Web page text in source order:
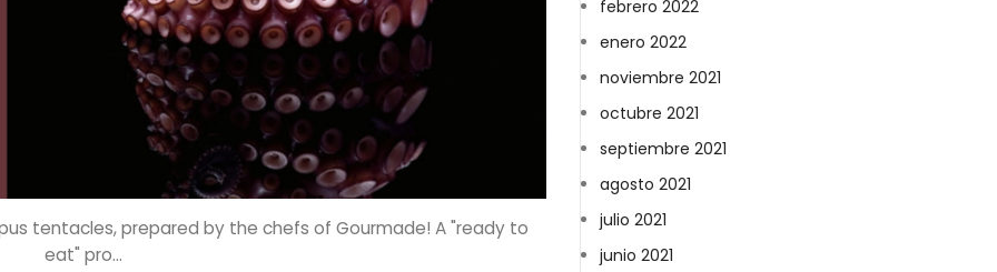
tentacles, prepared by the chefs of Gourmade! A "ready to
eat" pro...
febrero 2022
enero 2022
noviembre 2021
octubre 2021
septiembre 2021
agosto 2021
julio 2021
junio 2021